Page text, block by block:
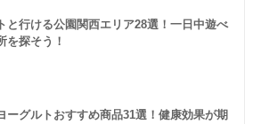
と行ける公園関西エリア28選！一日中遊べ
を探そう！
ーグルトおすすめ商品31選！健康効果が期